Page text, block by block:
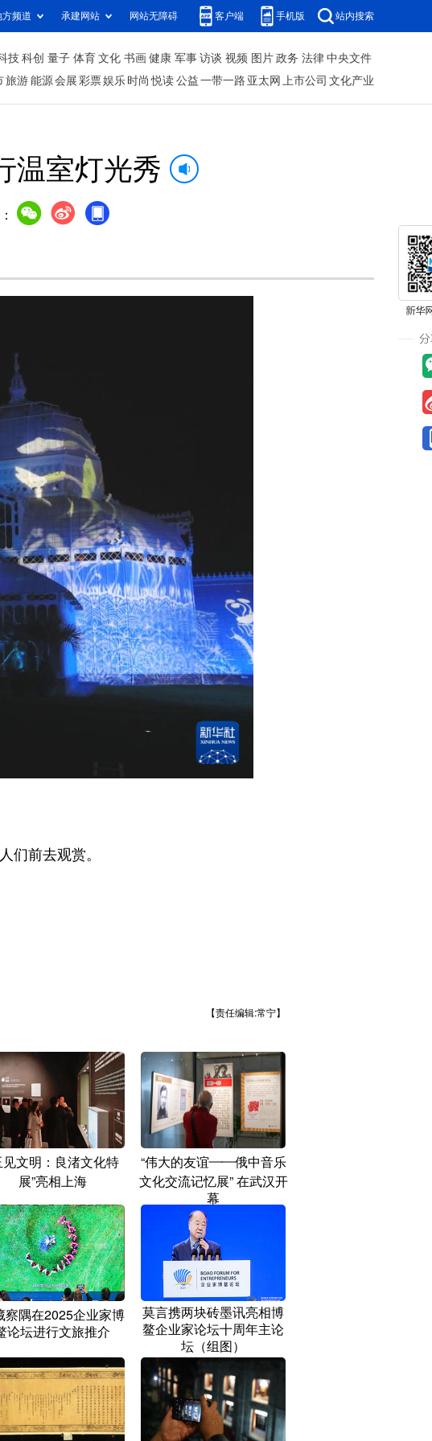
方频道 承建网站 网站无障碍 客户端 手机版 站内搜索
技 科创 量子 体育 文化 书画 健康 军事 访谈 视频 图片 政务 法律 中央文件
旅游 能源 会展 彩票娱乐 时尚 悦读 公益 一带一路 亚太网 上市公司 文化产业
温室灯光秀
前去观赏。
【责任编辑:常宁】
见文明：良渚文化特
展”亮相上海
“伟大的友谊——俄中音乐
文化交流记忆展” 在武汉开
幕
察隅在2025企业家博
论坛进行文旅推介
莫言携两块砖墨讯亮相博
鳌企业家论坛十周年主论
坛（组图）